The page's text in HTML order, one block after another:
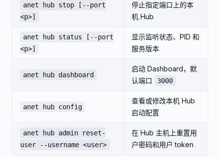
anet hub stop [--port
<p>]
停止指定端口上的本
机 Hub
anet hub status [--port
<p>]
显示监听状态、PID 和
服务版本
anet hub dashboard
启动 Dashboard，默
认端口
3000
anet hub config
查看或修改本机 Hub
启动配置
anet hub admin reset-
user --username <user>
在 Hub 主机上重置用
户密码和用户 token